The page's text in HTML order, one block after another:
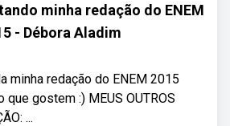
minha redação do ENEM
- Débora Aladim
minha redação do ENEM 2015
gostem :) MEUS OUTROS
...